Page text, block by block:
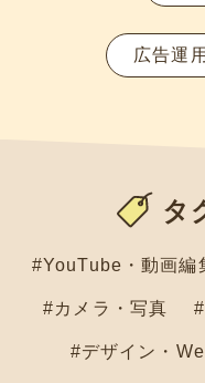
広告運
タ
#YouTube・動画編
#カメラ・写真
#デザイン・